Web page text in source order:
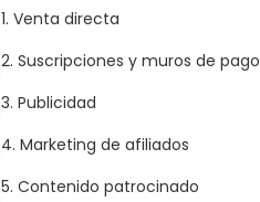
1. Venta directa
2. Suscripciones y muros de pago
3. Publicidad
4. Marketing de afiliados
5. Contenido patrocinado